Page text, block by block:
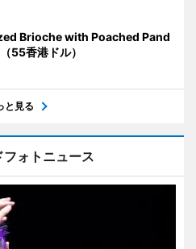
Brioche with Poached Pand
55香港ドル）
と見る
フォトニュース